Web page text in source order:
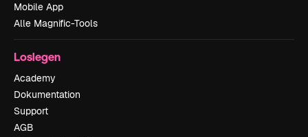
Mobile App
Alle Magnific-Tools
Loslegen
Academy
Dokumentation
Support
AGB